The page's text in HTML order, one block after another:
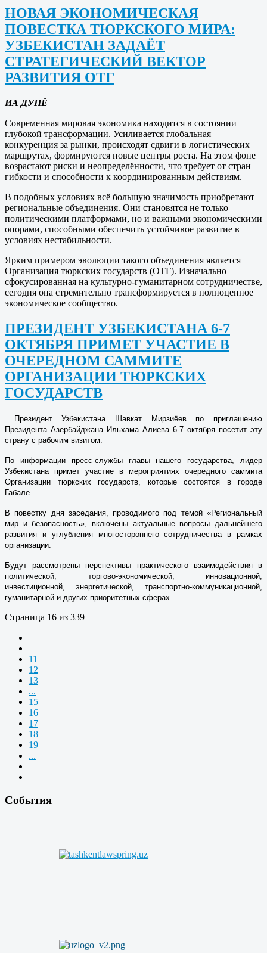
НОВАЯ ЭКОНОМИЧЕСКАЯ
ПОВЕСТКА ТЮРКСКОГО МИРА:
УЗБЕКИСТАН ЗАДАЁТ
СТРАТЕГИЧЕСКИЙ ВЕКТОР
РАЗВИТИЯ ОТГ
ИА ДУНЁ
Современная мировая экономика находится в состоянии
глубокой трансформации. Усиливается глобальная
конкуренция за рынки, происходят сдвиги в логистических
маршрутах, формируются новые центры роста. На этом фоне
возрастают риски и неопределённости, что требует от стран
гибкости и способности к координированным действиям.
В подобных условиях всё большую значимость приобретают
региональные объединения. Они становятся не только
политическими платформами, но и важными экономическими
опорами, способными обеспечить устойчивое развитие в
условиях нестабильности.
Ярким примером эволюции такого объединения является
Организация тюркских государств (ОТГ). Изначально
сфокусированная на культурно-гуманитарном сотрудничестве,
сегодня она стремительно трансформируется в полноценное
экономическое сообщество.
ПРЕЗИДЕНТ УЗБЕКИСТАНА 6-7
ОКТЯБРЯ ПРИМЕТ УЧАСТИЕ В
ОЧЕРЕДНОМ САММИТЕ
ОРГАНИЗАЦИИ ТЮРКСКИХ
ГОСУДАРСТВ
Президент Узбекистана Шавкат Мирзиёев по приглашению
Президента Азербайджана Ильхама Алиева 6-7 октября посетит эту
страну с рабочим визитом.
По информации пресс-службы главы нашего государства, лидер
Узбекистана примет участие в мероприятиях очередного саммита
Организации тюркских государств, которые состоятся в городе
Габале.
В повестку дня заседания, проводимого под темой «Региональный
мир и безопасность», включены актуальные вопросы дальнейшего
развития и углубления многостороннего сотрудничества в рамках
организации.
Будут рассмотрены перспективы практического взаимодействия в
политической, торгово-экономической, инновационной,
инвестиционной, энергетической, транспортно-коммуникационной,
гуманитарной и других приоритетных сферах.
Страница 16 из 339
11
12
13
...
15
16
17
18
19
...
События